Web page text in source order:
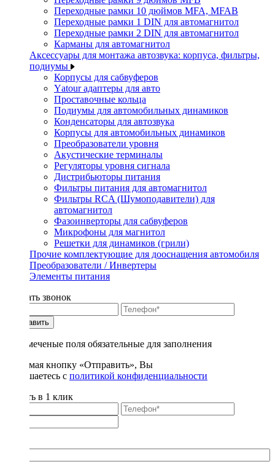
Переходные рамки 10 дюймов MFA, MFAB
Переходные рамки 1 DIN для автомагнитол
Переходные рамки 2 DIN для автомагнитол
Карманы для автомагнитол
Аксессуары для монтажа автозвука: корпуса, фильтры,
подиумы
Корпусы для сабвуферов
Yаtour адаптеры для авто
Проставочные кольца
Подиумы для автомобильных динамиков
Конденсаторы для автозвука
Корпусы для автомобильных динамиков
Преобразователи уровня
Акустические терминалы
Регуляторы уровня сигнала
Дистрибьюторы питания
Фильтры питания для автомагнитол
Фильтры RCA (Шумоподавители) для
автомагнитол
Фазоинверторы для сабвуферов
Микрофоны для магнитол
Решетки для динамиков (грили)
Прочие комплектующие для дооснащения автомобиля
Преобразователи / Инвертеры
Элементы питания
Заказать звонок
Отправить
* - отмеченые поля обязательные для заполнения
Нажимая кнопку «Отправить», Вы
соглашаетесь с политикой конфиденциальности
Купить в 1 клик